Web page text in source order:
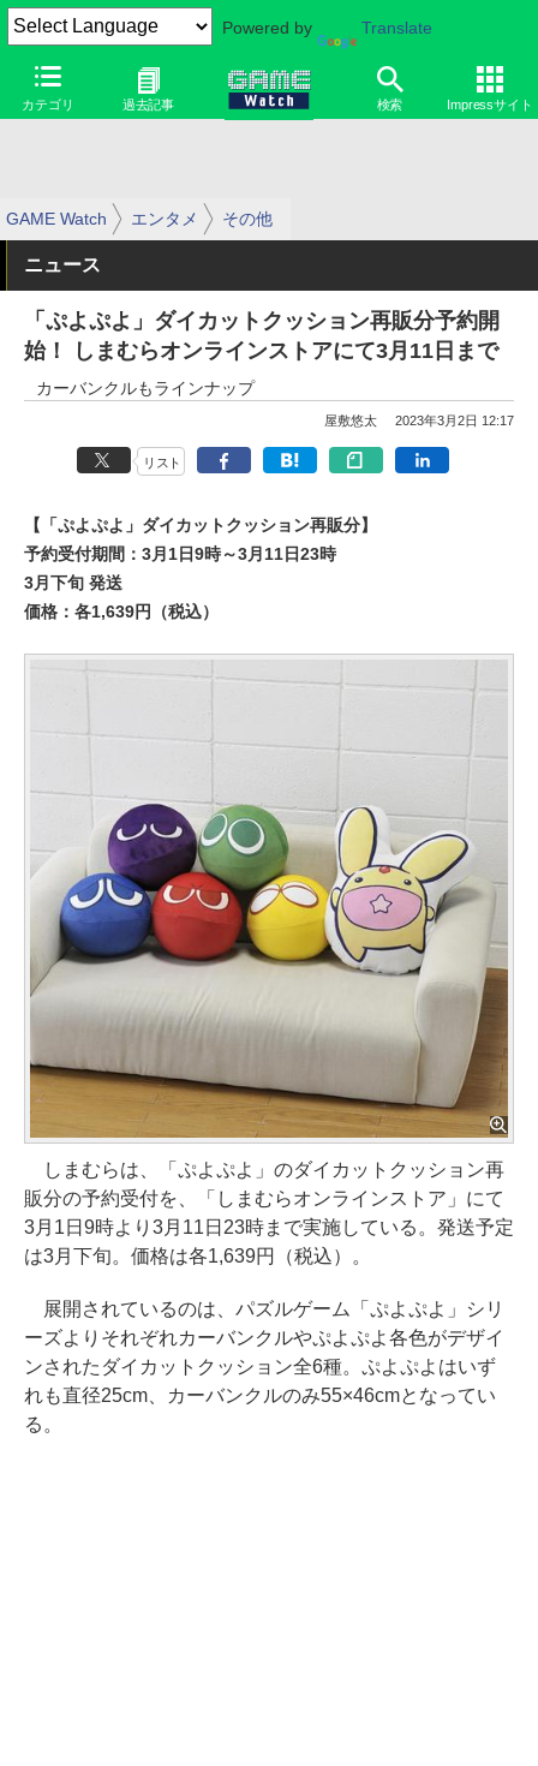
Powered by Translate
カテゴリ 過去記事 検索 Impressサイト
GAME Watch エンタメ その他
ニュース
「ぷよぷよ」ダイカットクッション再販分予約開
始！ しまむらオンラインストアにて3月11日まで
カーバンクルもラインナップ
屋敷悠太 2023年3月2日 12:17
リスト
【「ぷよぷよ」ダイカットクッション再販分】
予約受付期間：3月1日9時～3月11日23時
3月下旬 発送
価格：各1,639円（税込）
しまむらは、「ぷよぷよ」のダイカットクッション再
販分の予約受付を、「しまむらオンラインストア」にて
3月1日9時より3月11日23時まで実施している。発送予定
は3月下旬。価格は各1,639円（税込）。
展開されているのは、パズルゲーム「ぷよぷよ」シリ
ーズよりそれぞれカーバンクルやぷよぷよ各色がデザイ
ンされたダイカットクッション全6種。ぷよぷよはいず
れも直径25cm、カーバンクルのみ55×46cmとなってい
る。